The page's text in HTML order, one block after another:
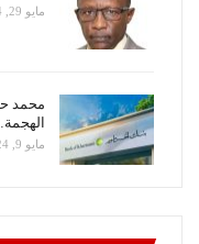
مايو 29, 2024
محمد
مايو 9, 2024